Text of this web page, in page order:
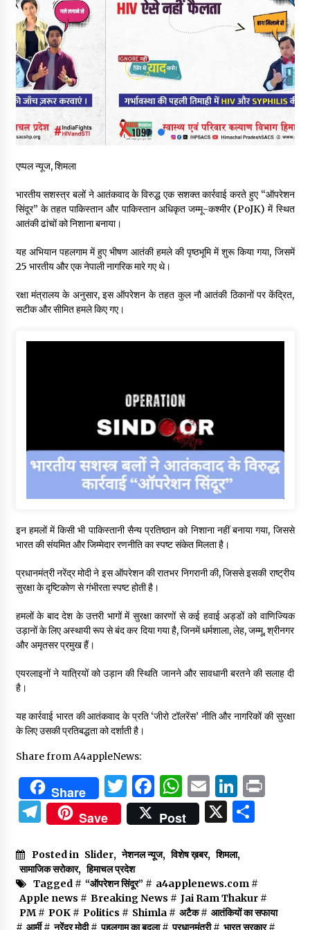
स्वास्थ्य विभाग की खरीद में घोटाले की आशंका, स्वतंत्र जांच की मांग, भाजपा
ने कहा- “हर पैसे का हिसाब जनता को मिले”
05/08/2026
भाजपा का कांग्रेस सरकार पर हमला, प्रतिशोध की राजनीति के खिलाफ कल
04/08/2026
पुलिस कांस्टेबल भर्ती के लिए बड़ी राहत, आयु सीमा में 1 वर्ष की छूट आवेदन की
हिमाचल सरकार लाएगी नई “स्वास्थ्य बीमा नीति”, गरीब परिवारों के लिए
उपलब्ध होगी बेहतरीन उपचार सुविधा- CM
04/08/2026
डॉ. परमार की 120वीं जयंती पर मुख्यमंत्री बोले— उनकी नीतियों को धरातल
04/08/2026
एप्पल न्यूज, शिमला
भारतीय सशस्‍त्र बलों ने आतंकवाद के विरुद्ध एक सशक्‍त कार्रवाई करते हुए “ऑपरेशन
सिंदूर” के तहत पाकिस्तान और पाकिस्तान अधिकृत जम्‍मू-कश्‍मीर (PoJK) में स्थित
आतंकी ढांचों को निशाना बनाया।
यह अभियान पहलगाम में हुए भीषण आतंकी हमले की पृष्ठभूमि में शुरू किया गया, जिसमें
25 भारतीय और एक नेपाली नागरिक मारे गए थे।
रक्षा मंत्रालय के अनुसार, इस ऑपरेशन के तहत कुल नौ आतंकी ठिकानों पर केंद्रित,
सटीक और सीमित हमले किए गए।
इन हमलों में किसी भी पाकिस्तानी सैन्य प्रतिष्ठान को निशाना नहीं बनाया गया, जिससे
भारत की संयमित और जिम्मेदार रणनीति का स्पष्ट संकेत मिलता है।
प्रधानमंत्री नरेंद्र मोदी ने इस ऑपरेशन की रातभर निगरानी की, जिससे इसकी राष्ट्रीय
सुरक्षा के दृष्टिकोण से गंभीरता स्पष्ट होती है।
हमलों के बाद देश के उत्तरी भागों में सुरक्षा कारणों से कई हवाई अड्डों को वाणिज्यिक
उड़ानों के लिए अस्थायी रूप से बंद कर दिया गया है, जिनमें धर्मशाला, लेह, जम्मू, श्रीनगर
और अमृतसर प्रमुख हैं।
एयरलाइनों ने यात्रियों को उड़ान की स्थिति जानने और सावधानी बरतने की सलाह दी
है।
यह कार्रवाई भारत की आतंकवाद के प्रति ‘जीरो टॉलरेंस’ नीति और नागरिकों की सुरक्षा
के लिए उसकी प्रतिबद्धता को दर्शाती है।
Share from A4appleNews:
Share Twitter
Facebook
WhatsApp
Email
Telegram
Save Post X
Posted in Slider, नेशनल न्यूज, विशेष ख़बर, शिमला,
सामाजिक सरोकार, हिमाचल प्रदेश
Tagged # “ऑपरेशन सिंदूर” # a4applenews.com#
Apple news # Breaking News # Jai Ram Thakur#
PM# POK# Politics # Shimla# अटैक# आतंकियों का सफाया